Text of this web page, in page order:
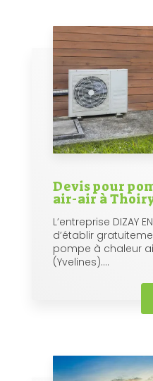
Devis pour
air-air à
L’entreprise DIZAY
d’établir
pompe à chaleur
(Yvelines)....